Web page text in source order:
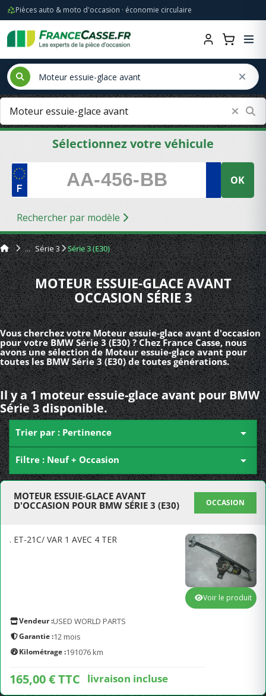
Pièces auto & moto d'occasion · économie circulaire
Sélectionnez votre véhicule
OK
Rechercher par modèle
Série 3 Série 3 (E30)
MOTEUR ESSUIE-GLACE AVANT
OCCASION SÉRIE 3
Vous cherchez votre Moteur essuie-glace avant d'occasion
pour votre BMW Série 3 (E30) ? Chez France Casse, nous
avons une sélection de Moteur essuie-glace avant pour
toutes les BMW Série 3 (E30) de toutes générations.
Il y a 1 moteur essuie-glace avant pour BMW
Série 3 disponible.
Trier par : Pertinence 
Filtre : Neuf + Occasion 
MOTEUR ESSUIE-GLACE AVANT
D'OCCASION POUR BMW SÉRIE 3 (E30)
OCCASION
. ET-21C/ VAR 1 AVEC 4 TER
Vendeur :USED WORLD PARTS
Garantie :12 mois
Kilométrage :191076 km
165,00 € TTC livraison incluse
Voir le produit